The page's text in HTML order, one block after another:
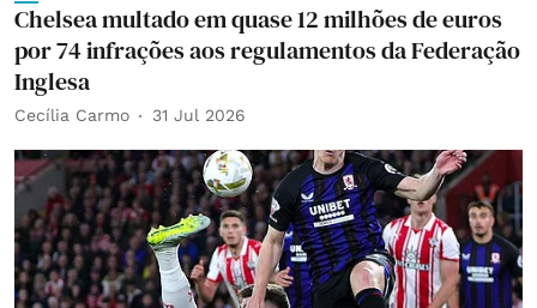
Chelsea multado em quase 12 milhões de euros
por 74 infrações aos regulamentos da Federação
Inglesa
Cecília Carmo 31 Jul 2026